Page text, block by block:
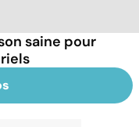
saine pour